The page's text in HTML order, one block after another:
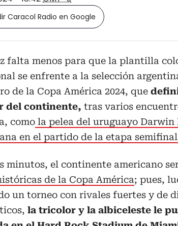
Caracol Radio en Google
falta menos para que la plantilla
se enfrente a la selección
de la Copa América 2024, que
del continente, tras varios
como la pelea del uruguayo Darwin
en el partido de la etapa
minutos, el continente americano
de la Copa América; pues,
un torneo con rivales fuertes y de
la tricolor y la albiceleste le